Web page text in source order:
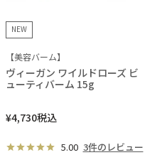
NEW
【美容バーム】
ヴィーガン ワイルドローズ ビ
ューティバーム 15g
¥4,730税込
5.00 3件のレビュー